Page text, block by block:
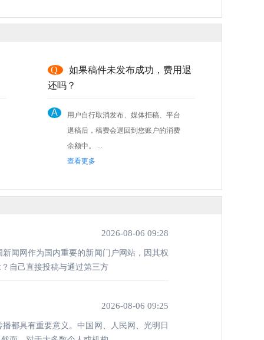
Q
如果稿件未发布成功，费用退
还吗？
A
用户自行取消发布、媒体拒稿、平台
退稿后，稿费会退回到您账户的消费
余额中。 ...
查看更多
2026-08-06 09:28
闻网作为国内重要的新闻门户网站，因其权
自己直接投稿与通过第三方
2026-08-06 09:25
都具有重要意义。中国网、人民网、光明日